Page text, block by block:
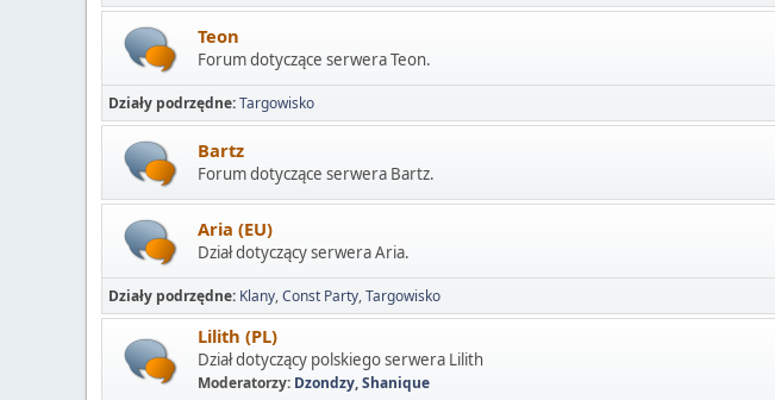
Teon
Forum dotyczące serwera Teon.
Działy podrzędne Targowisko
Bartz
Forum dotyczące serwera Bartz.
Aria (EU)
Dział dotyczący serwera Aria.
Działy podrzędne Klany Const Party Targowisko
Lilith (PL)
Dział dotyczący polskiego serwera Lilith
Moderatorzy: Dzondzy,Shanique